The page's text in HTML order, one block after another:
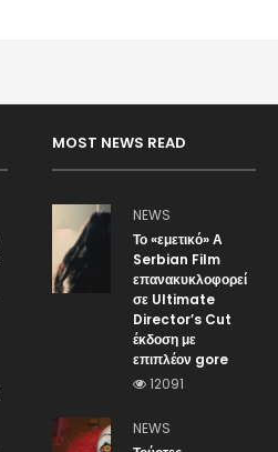
MOST NEWS READ
NEWS
Το «εμετικό» Α
Serbian Film
επανακυκλοφορεί
σε Ultimate
Director’s Cut
έκδοση με
επιπλέον gore
12091
NEWS